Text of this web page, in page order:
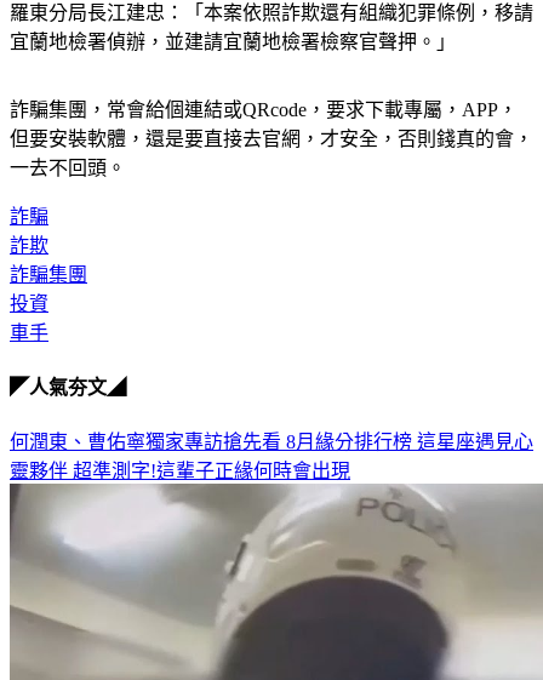
羅東分局長江建忠：「本案依照詐欺還有組織犯罪條例，移請
宜蘭地檢署偵辦，並建請宜蘭地檢署檢察官聲押。」
詐騙集團，常會給個連結或QRcode，要求下載專屬，APP，
但要安裝軟體，還是要直接去官網，才安全，否則錢真的會，
一去不回頭。
詐騙
詐欺
詐騙集團
投資
車手
◤人氣夯文◢
何潤東、曹佑寧獨家專訪搶先看 8月緣分排行榜 這星座遇見心
靈夥伴 超準測字!這輩子正緣何時會出現